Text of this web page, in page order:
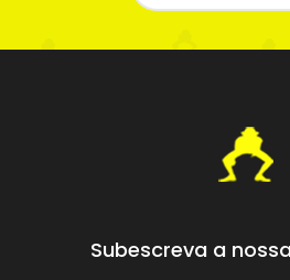
Subescreva a